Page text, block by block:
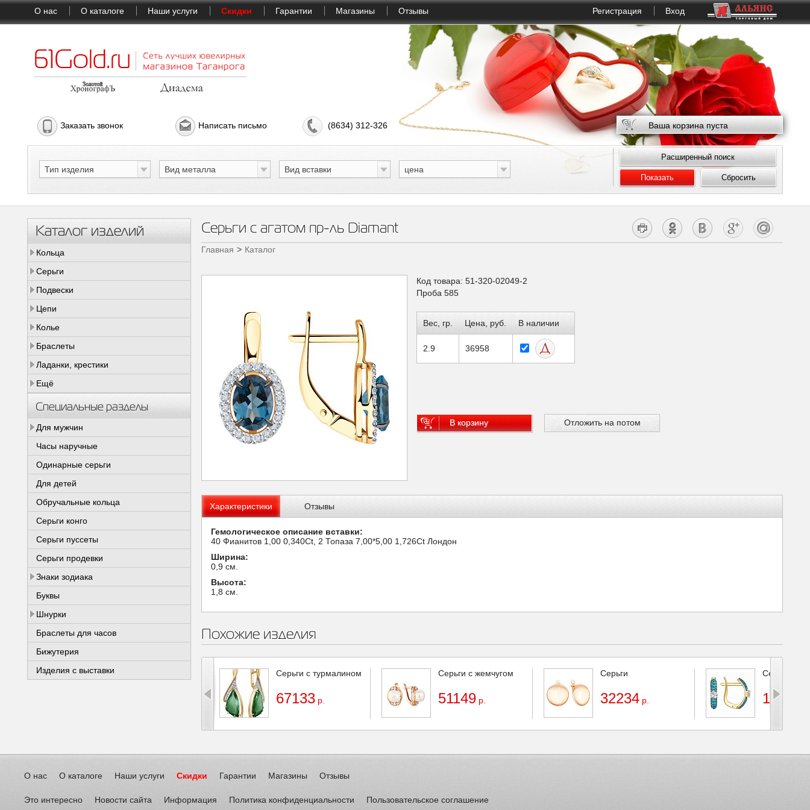
О нас О каталоге Наши услуги Скидки Гарантии Магазины Отзывы Регистрация Вход
Заказать звонок Написать письмо (8634) 312-326 Ваша корзина пуста
Тип изделия Вид металла Вид вставки цена
Расширенный поиск
Показать Сбросить
Каталог изделий
Кольца
Серьги
Подвески
Цепи
Колье
Браслеты
Ладанки, крестики
Ещё
Специальные разделы
Для мужчин
Часы наручные
Одинарные серьги
Для детей
Обручальные кольца
Серьги конго
Серьги пуссеты
Серьги продевки
Знаки зодиака
Буквы
Шнурки
Браслеты для часов
Бижутерия
Изделия с выставки
Серьги с агатом пр-ль Diamant
Главная Каталог
Код товара: 51-320-02049-2
Проба 585
Вес, гр. Цена, руб. В наличии
2.9 36958
В корзину Отложить на потом
Характеристики Отзывы
Гемологическое описание вставки:
40 Фианитов 1,00 0,340Ct, 2 Топаза 7,00*5,00 1,726Ct Лондон
Ширина:
0,9 см.
Высота:
1,8 см.
Похожие изделия
Серьги с турмалином
67133 р.
Серьги с жемчугом
51149 р.
Серьги
32234 р.
Серьги
18082
О нас О каталоге Наши услуги Скидки Гарантии Магазины Отзывы
Это интересно Новости сайта Информация Политика конфиденциальности Пользовательское соглашение